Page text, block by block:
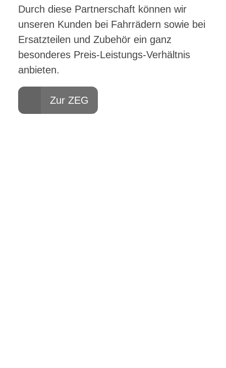
Durch diese Partnerschaft können wir
unseren Kunden bei Fahrrädern sowie bei
Ersatzteilen und Zubehör ein ganz
besonderes Preis-Leistungs-Verhältnis
anbieten.
Zur ZEG